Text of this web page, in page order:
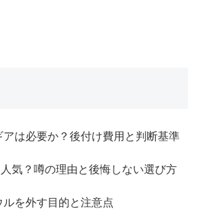
は必要か？後付け費用と判断基準
気？噂の理由と後悔しない選び方
を外す目的と注意点